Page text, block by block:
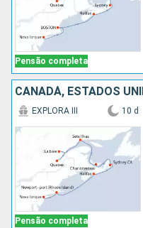
Pensão completa
CANADÁ, ESTADOS
Pensão completa
EXPLORA III 10 d